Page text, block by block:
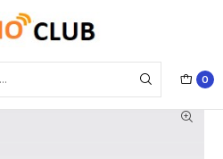
0
parlante remoto compacto, liviano
DGM6100+ DGM5000/5000e